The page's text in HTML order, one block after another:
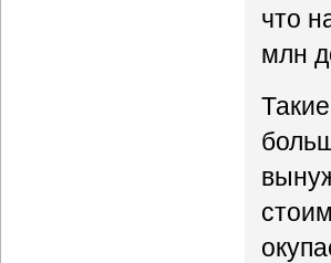
что
млн